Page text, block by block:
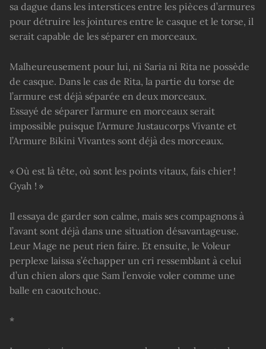
sa dague dans les interstices entre les pièces d’armures
pour détruire les jointures entre le casque et le torse, il
serait capable de les séparer en morceaux.
Malheureusement pour lui, ni Saria ni Rita ne possède
de casque. Dans le cas de Rita, la partie du torse de
l’armure est déjà séparée en deux morceaux.
Essayé de séparer l’armure en morceaux serait
impossible puisque l’Armure Justaucorps Vivante et
l’Armure Bikini Vivantes sont déjà des morceaux.
« Où est là tête, où sont les points vitaux, fais chier !
Gyah ! »
Il essaya de garder son calme, mais ses compagnons à
l’avant sont déjà dans une situation désavantageuse.
Leur Mage ne peut rien faire. Et ensuite, le Voleur
perplexe laissa s’échapper un cri ressemblant à celui
d’un chien alors que Sam l’envoie voler comme une
balle en caoutchouc.
*